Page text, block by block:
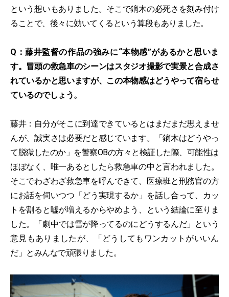
という想いもありました。そこで鏑木の必死さを刻み付け
ることで、後々に効いてくるという算段もありました。
Q：藤井監督の作品の強みに“本物感”があるかと思いま
す。冒頭の救急車のシーンはスタジオ撮影で実景と合成さ
れているかと思いますが、この本物感はどうやって宿らせ
ているのでしょう。
藤井：自分がそこに到達できているとはまだまだ思えませ
んが、誠実さは必要だと感じています。「鏑木はどうやっ
て脱獄したのか」を警察OBの方々と検証した際、可能性は
ほぼなく、唯一あるとしたら救急車の中と言われました。
そこでわざわざ救急車を呼んできて、医療班と刑務官の方
にお話を伺いつつ「どう実現するか」を話し合って、カッ
トを割ると嘘が増えるからやめよう、という結論に至りま
した。「劇中では雪が降ってるのにどうするんだ」という
意見もありましたが、「どうしてもワンカットがいいん
だ」とみんなで頑張りました。